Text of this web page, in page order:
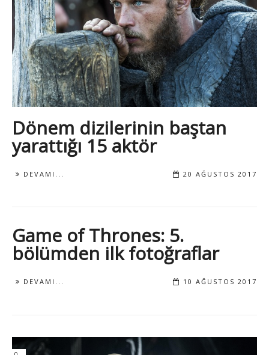
Dönem dizilerinin baştan
yarattığı 15 aktör
DEVAMI... 20 AĞUSTOS 2017
Game of Thrones: 5.
bölümden ilk fotoğraflar
DEVAMI... 10 AĞUSTOS 2017